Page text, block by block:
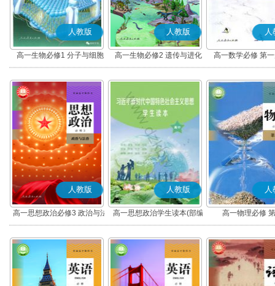
人教版
高一生物必修1 分子与细胞
人教版
高一生物必修2 遗传与进化
人
高一数学必修 第
人教版
高一思想政治必修3 政治与法
治(部编版)
人教版
高一思想政治学生读本(部编
版)
人
高一物理必修